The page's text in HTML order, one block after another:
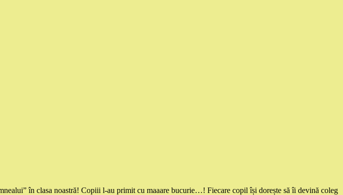
în clasa noastră! Copiii l-au primit cu maaare bucurie…! Fiecare copil își dorește să îi devină coleg